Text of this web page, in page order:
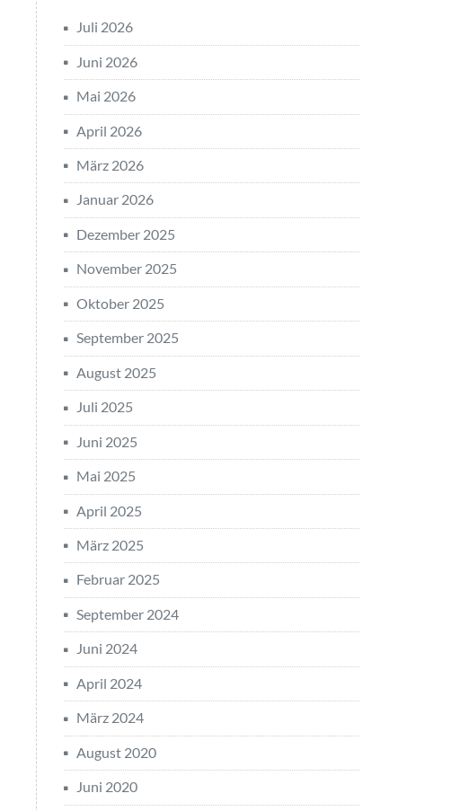
Juli 2026
Juni 2026
Mai 2026
April 2026
März 2026
Januar 2026
Dezember 2025
November 2025
Oktober 2025
September 2025
August 2025
Juli 2025
Juni 2025
Mai 2025
April 2025
März 2025
Februar 2025
September 2024
Juni 2024
April 2024
März 2024
August 2020
Juni 2020